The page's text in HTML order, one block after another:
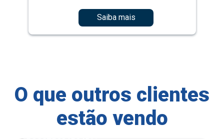
Saiba mais
O que outros clientes
estão vendo